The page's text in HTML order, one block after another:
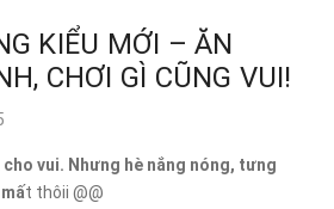
KIỂU MỚI – ĂN
CHƠI GÌ CŨNG VUI!
vui. Nhưng hè nắng nóng, tưng
t thôii @@